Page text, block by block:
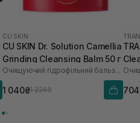
CU SKIN
CU SKIN Dr. Solution Camellia
Grinding Cleansing Balm 50 г
Очищуючий гідрофільний бальзам з камелією
1 040₴1 224₴